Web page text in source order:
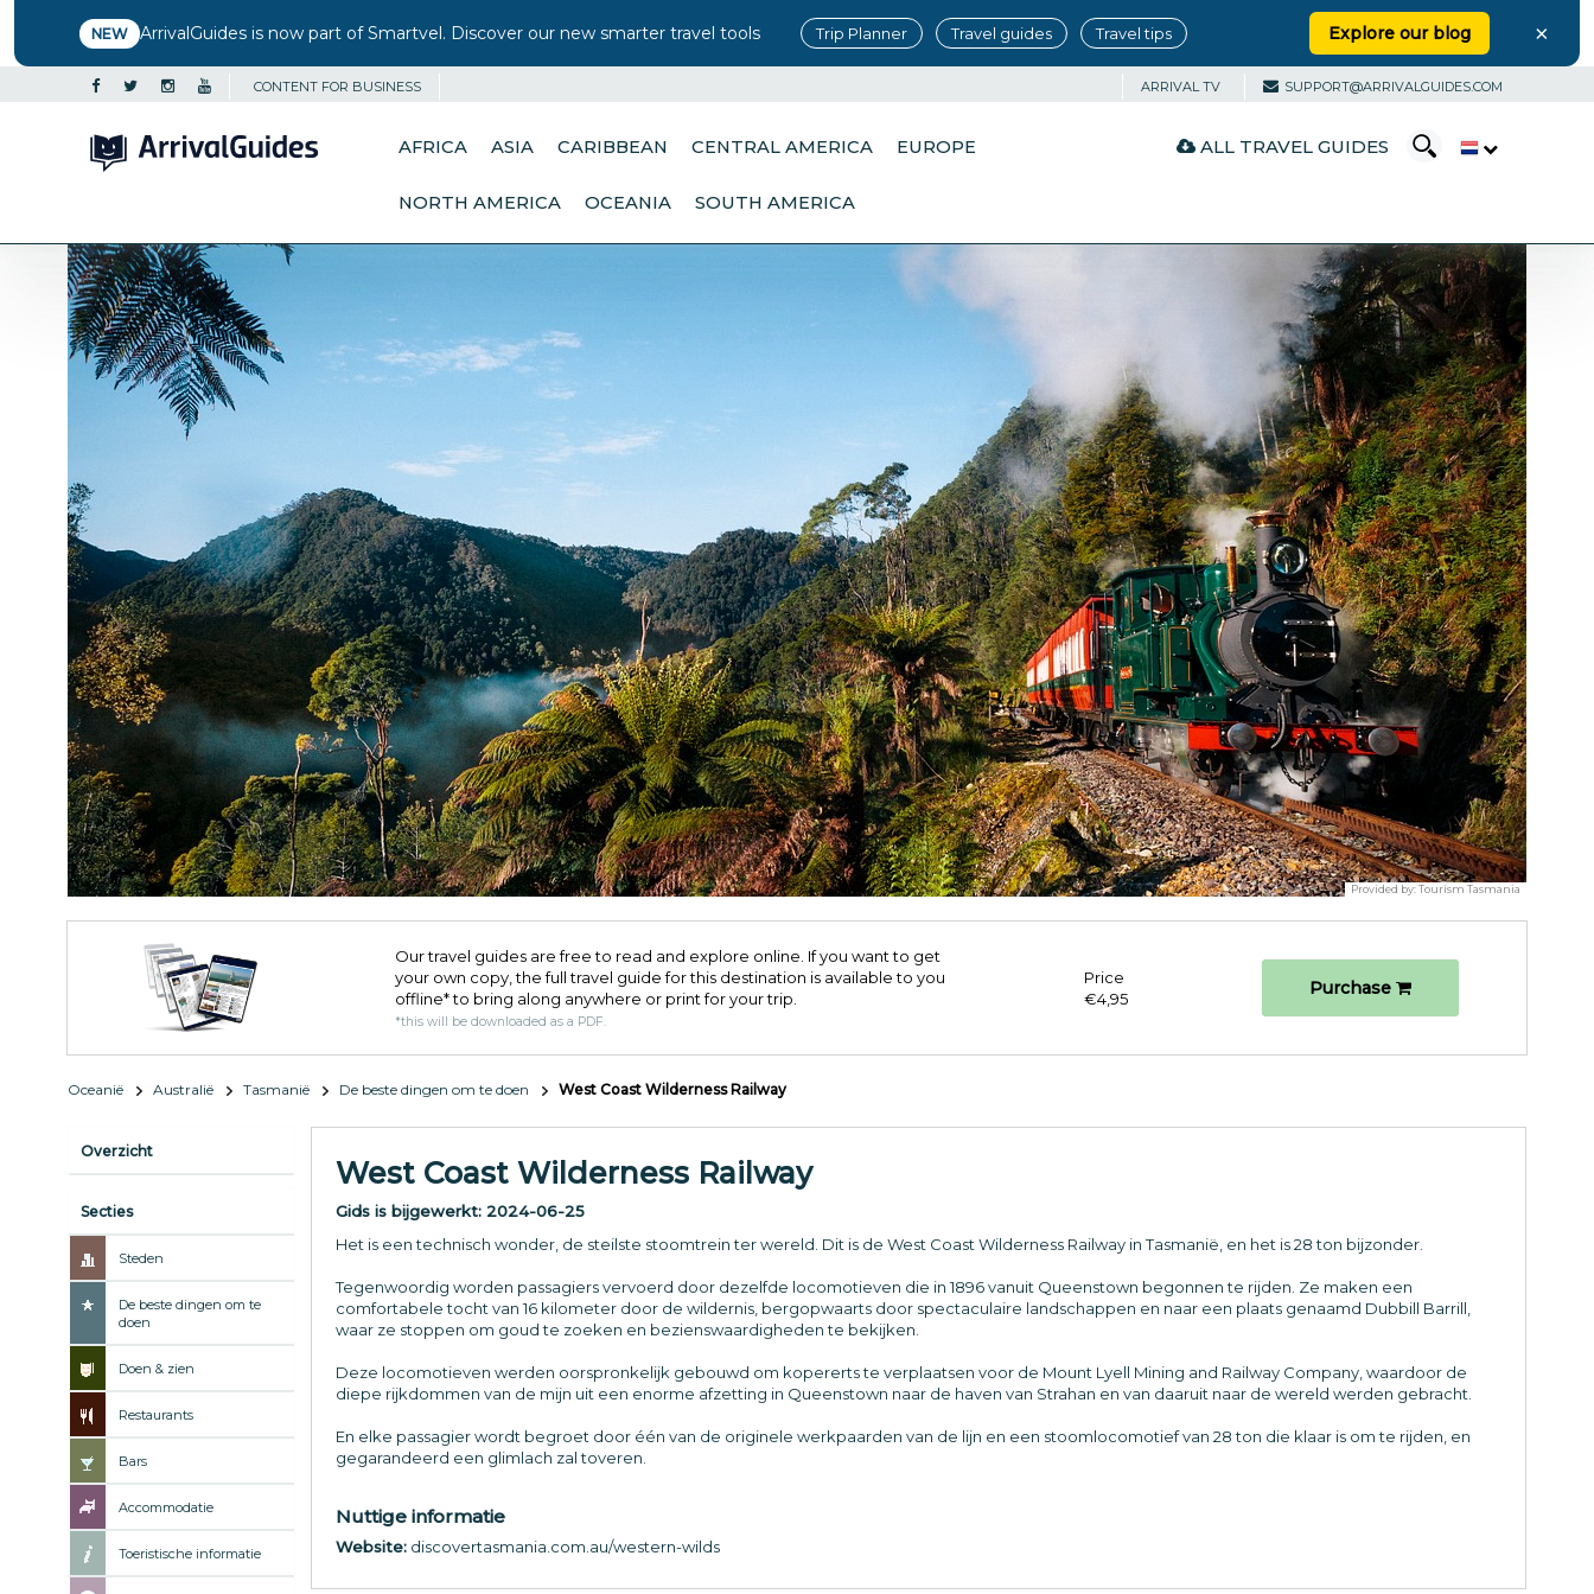
NEW ArrivalGuides is now part of Smartvel. Discover our new smarter travel tools Trip Planner Travel guides Travel tips Explore our blog ×
CONTENT FOR BUSINESS ARRIVAL TV SUPPORT@ARRIVALGUIDES.COM
AFRICA ASIA CARIBBEAN CENTRAL AMERICA EUROPE
NORTH AMERICA OCEANIA SOUTH AMERICA
ALL TRAVEL GUIDES
Provided by:Tourism Tasmania
Our travel guides are free to read and explore online. If you want to get
your own copy, the full travel guide for this destination is available to you
offline* to bring along anywhere or print for your trip.​
*this will be downloaded as a PDF.
Price
€4,95
Purchase
Oceanië Australië Tasmanië De beste dingen om te doen West Coast Wilderness Railway
Overzicht
Secties
Steden
De beste dingen om te
doen
Doen & zien
Restaurants
Bars
Accommodatie
Toeristische informatie
West Coast Wilderness Railway
Gids is bijgewerkt: 2024-06-25
Het is een technisch wonder, de steilste stoomtrein ter wereld. Dit is de West Coast Wilderness Railway in Tasmanië, en het is 28 ton bijzonder.
Tegenwoordig worden passagiers vervoerd door dezelfde locomotieven die in 1896 vanuit Queenstown begonnen te rijden. Ze maken een
comfortabele tocht van 16 kilometer door de wildernis, bergopwaarts door spectaculaire landschappen en naar een plaats genaamd Dubbill Barrill,
waar ze stoppen om goud te zoeken en bezienswaardigheden te bekijken.
Deze locomotieven werden oorspronkelijk gebouwd om kopererts te verplaatsen voor de Mount Lyell Mining and Railway Company, waardoor de
diepe rijkdommen van de mijn uit een enorme afzetting in Queenstown naar de haven van Strahan en van daaruit naar de wereld werden gebracht.
En elke passagier wordt begroet door één van de originele werkpaarden van de lijn en een stoomlocomotief van 28 ton die klaar is om te rijden, en
gegarandeerd een glimlach zal toveren.
Nuttige informatie
Website: discovertasmania.com.au/western-wilds